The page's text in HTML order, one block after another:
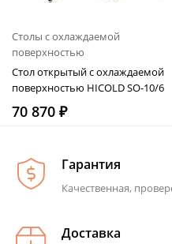
Столы с охлаждаемой
поверхностью
Стол открытый с охлаждаемой
поверхностью HICOLD SO-10/6
70 870 ₽
Гарантия
Качественная,
Доставка